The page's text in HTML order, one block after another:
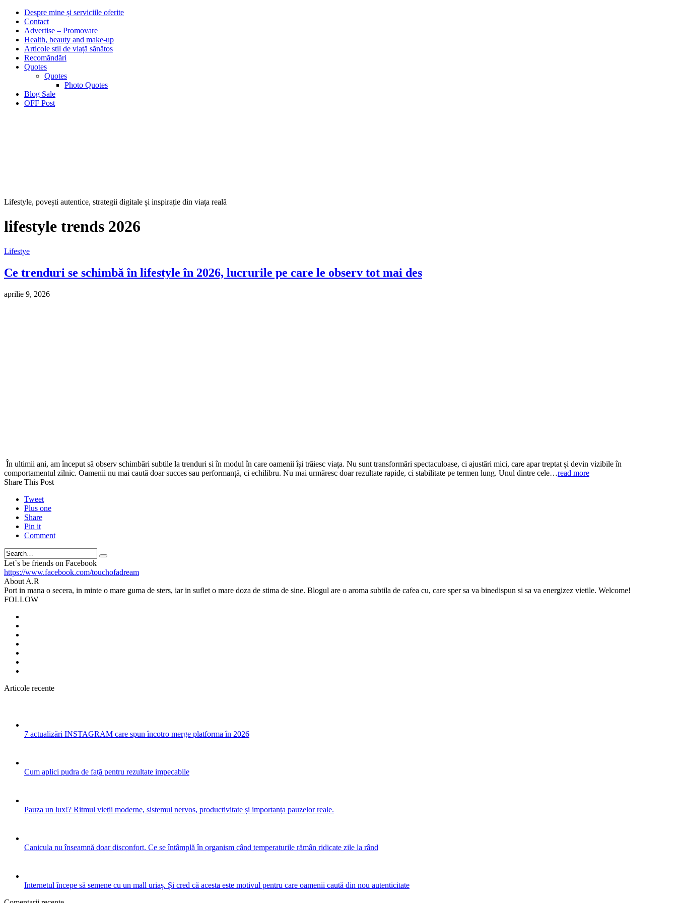
Despre mine și serviciile oferite
Contact
Advertise – Promovare
Health, beauty and make-up
Articole stil de viață sănătos
Recomăndări
Quotes
Quotes
Photo Quotes
Blog Sale
OFF Post
Lifestyle, povești autentice, strategii digitale și inspirație din viața reală
lifestyle trends 2026
Lifestye
Ce trenduri se schimbă în lifestyle în 2026, lucrurile pe care le observ tot mai des
aprilie 9, 2026
În ultimii ani, am început să observ schimbări subtile la trenduri si în modul în care oamenii își trăiesc viața. Nu sunt transformări spectaculoase, ci ajustări mici, care apar treptat și devin vizibile în
comportamentul zilnic. Oamenii nu mai caută doar succes sau performanță, ci echilibru. Nu mai urmăresc doar rezultate rapide, ci stabilitate pe termen lung. Unul dintre cele…read more
Share This Post
Tweet
Plus one
Share
Pin it
Comment
Search
Let`s be friends on Facebook
https://www.facebook.com/touchofadream
About A.R
Port in mana o secera, in minte o mare guma de sters, iar in suflet o mare doza de stima de sine. Blogul are o aroma subtila de cafea cu, care sper sa va binedispun si sa va energizez vietile. Welcome!
FOLLOW
Articole recente
7 actualizări INSTAGRAM care spun încotro merge platforma în 2026
Cum aplici pudra de față pentru rezultate impecabile
Pauza un lux!? Ritmul vieții moderne, sistemul nervos, productivitate și importanța pauzelor reale.
Canicula nu înseamnă doar disconfort. Ce se întâmplă în organism când temperaturile rămân ridicate zile la rând
Internetul începe să semene cu un mall uriaș. Și cred că acesta este motivul pentru care oamenii caută din nou autenticitate